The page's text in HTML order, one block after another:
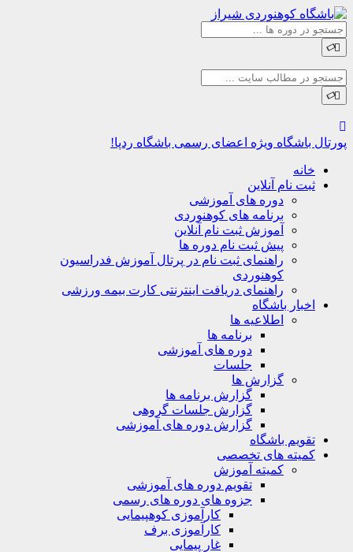
ویژه اعضای رسمی باشگاه ردپا!
نام آنلاین
دوره های آموزشی
برنامه های کوهنوردی
آموزش ثبت نام آنلاین
پیش ثبت نام دوره ها
راهنمای ثبت نام در پرتال آموزش فدراسیون
کوهنوردی
راهنمای دریافت اینترنتی کارت بیمه ورزشی
باشگاه
اطلاعیه ها
برنامه ها
دوره های آموزشی
جلسات
گزارش ها
گزارش برنامه ها
گزارش جلسات گروهی
گزارش دوره های آموزشی
باشگاه
های تخصصی
کمیته آموزش
تقویم دوره های آموزشی
جزوه های دوره های رسمی
کارآموزی کوهپیمایی
کارآموزی برف
غار پیمایی